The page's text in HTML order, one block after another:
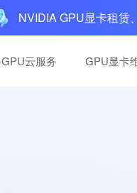
NVIDIA GPU显卡租赁
GPU云服务 GPU显卡